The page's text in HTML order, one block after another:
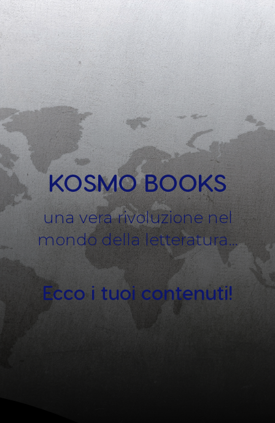
KOSMO BOOKS
una vera rivoluzione nel
mondo della letteratura…
Ecco i tuoi contenuti!